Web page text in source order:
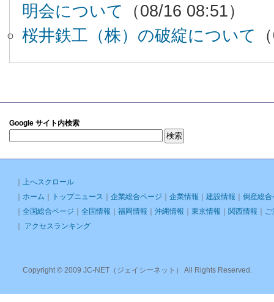
明会について
（08/16 08:51）
桜井鉄工（株）の破綻について
Google サイト内検索
上へスクロール
ホーム トップニュース 企業総合ページ 企業情報 建設情報
倒産総合
全国総合ページ 全国情報 福岡情報 沖縄情報 東京情報 関西情報
ご
アクセスランキング
Copyright © 2009 JC-NET（ジェイシーネット） All Rights Reserved.